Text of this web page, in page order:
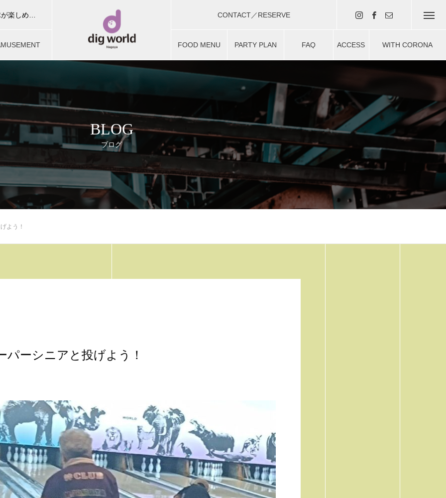
FOOD MENU
PARTY PLAN
FAQ
ACCESS
WITH CORONA
CONTACT／RESERVE
BLOG
ブログ
よう！
パーシニアと投げよう！